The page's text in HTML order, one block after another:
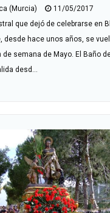
(Murcia)
11/05/2017
que dejó de celebrarse en
desde hace unos años, se
semana de Mayo. El Baño
desd...